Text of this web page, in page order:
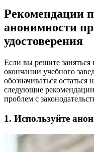
Рекомендации
анонимности
удостоверения
Если вы решите заняться
окончании учебного
обозначиваться
следующие
проблем с
1. Используйте